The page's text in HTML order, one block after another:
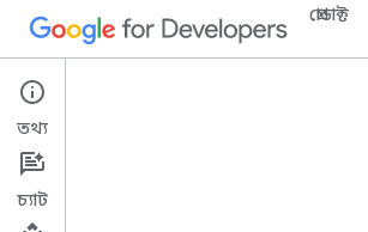
প্রোডাক্ট
এই পৃষ্ঠাটি
তথ্য
চ্যাট